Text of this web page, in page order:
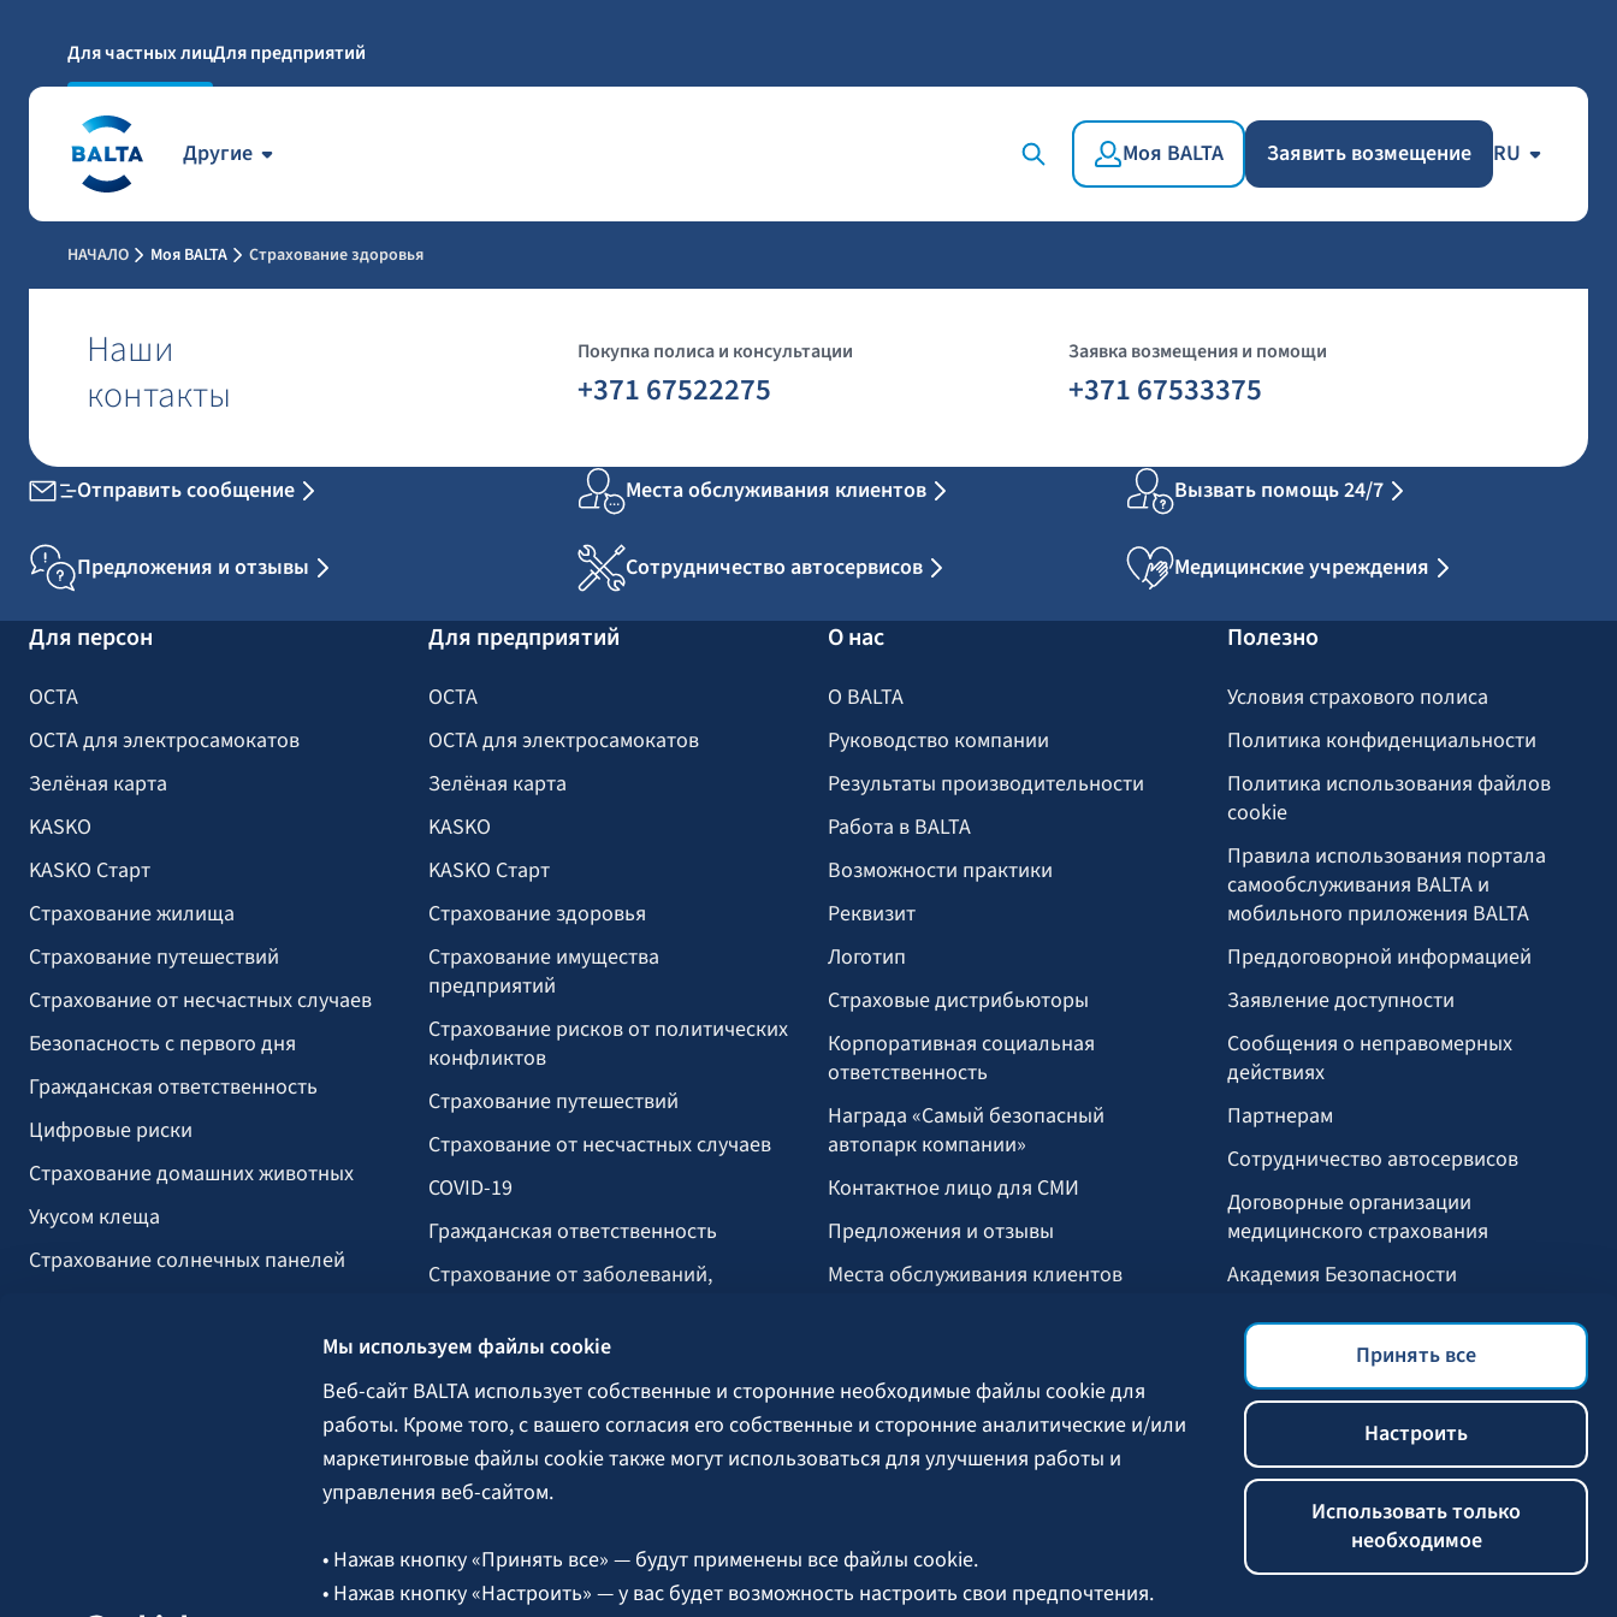
Мы используем файлы cookie
Веб-сайт BALTA использует собственные и сторонние необходимые файлы cookie для
работы. Кроме того, с вашего согласия его собственные и сторонние аналитические и/или
маркетинговые файлы cookie также могут использоваться для улучшения работы и
управления веб-сайтом.
• Нажав кнопку «Принять все» — будут применены все файлы cookie.
• Нажав кнопку «Настроить» — у вас будет возможность настроить свои предпочтения.
Принять все
Настроить
Использовать только
необходимое
Для частных лицДля предприятий
Другие Моя BALTA Заявить возмещение RU
НАЧАЛО Моя BALTA Страхование здоровья
Наши
контакты
Покупка полиса и консультации
+371 67522275
Заявка возмещения и помощи
+371 67533375
Отправить сообщение Места обслуживания клиентов Вызвать помощь 24/7
Предложения и отзывы Сотрудничество автосервисов Медицинские учреждения
Для персон
OCTA
OCTA для электросамокатов
Зелёная карта
KASKO
KASKO Старт
Страхование жилища
Страхование путешествий
Страхование от несчастных случаев
Безопасность с первого дня
Гражданская ответственность
Цифровые риски
Страхование домашних животных
Укусом клеща
Страхование солнечных панелей
Для предприятий
OCTA
OCTA для электросамокатов
Зелёная карта
KASKO
KASKO Старт
Страхование здоровья
Страхование имущества
предприятий
Страхование рисков от политических
конфликтов
Страхование путешествий
Страхование от несчастных случаев
COVID-19
Гражданская ответственность
Страхование от заболеваний,
Строительство
Сельское хозяйство
Груз
Гарантии, поручительства
О нас
О BALTA
Руководство компании
Результаты производительности
Работа в BALTA
Возможности практики
Реквизит
Логотип
Страховые дистрибьюторы
Корпоративная социальная
ответственность
Награда «Самый безопасный
автопарк компании»
Контактное лицо для СМИ
Предложения и отзывы
Места обслуживания клиентов
Полезно
Условия страхового полиса
Политика конфиденциальности
Политика использования файлов
cookie
Правила использования портала
самообслуживания BALTA и
мобильного приложения BALTA
Преддоговорной информацией
Заявление доступности
Сообщения о неправомерных
действиях
Партнерам
Сотрудничество автосервисов
Договорные организации
медицинского страхования
Академия Безопасности
Мобильное приложение БАЛТА
Выгоды для клиентов